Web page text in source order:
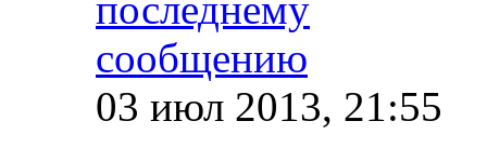
03 июл 2013, 21:55